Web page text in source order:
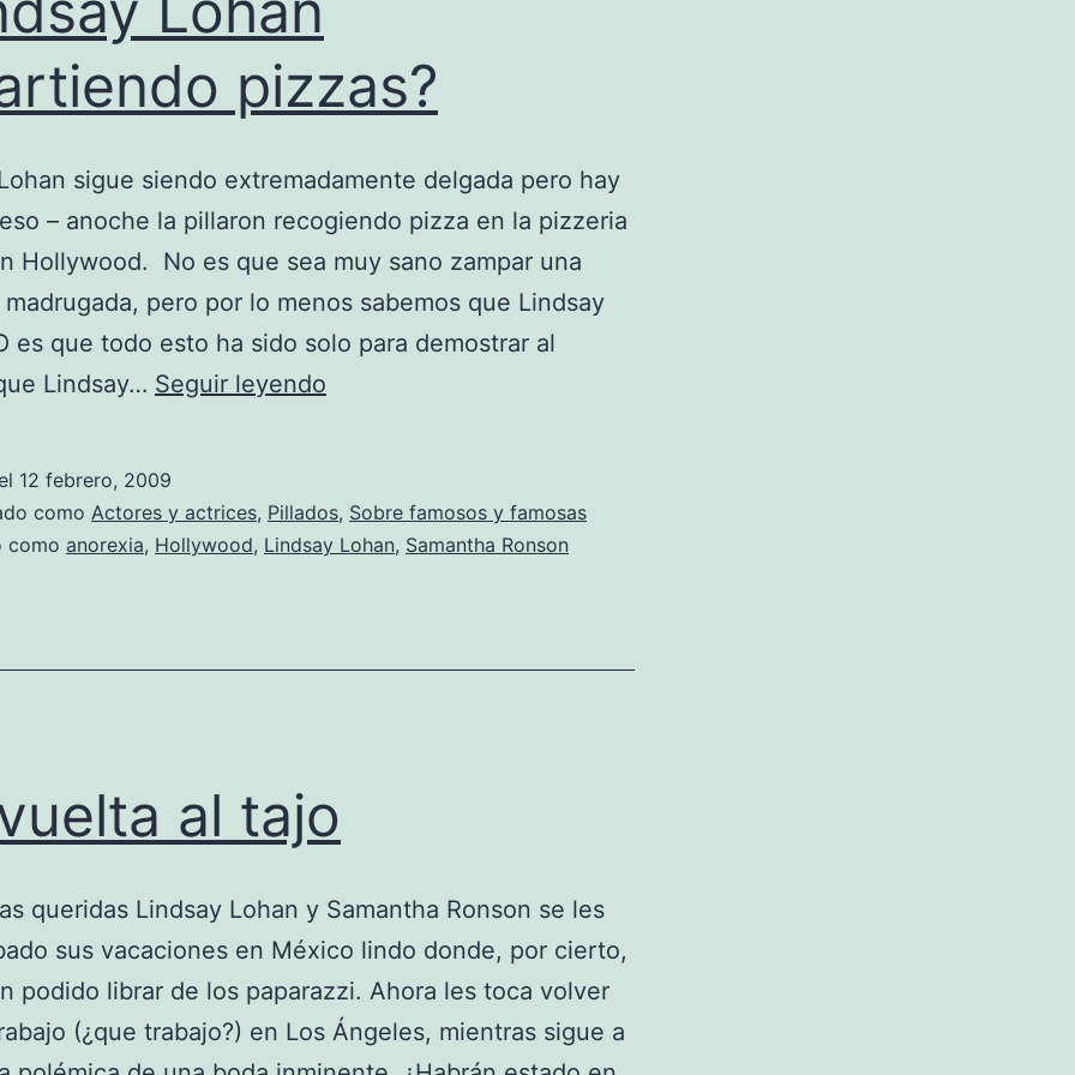
pizzas?
sigue siendo extremadamente delgada pero hay
– anoche la pillaron recogiendo pizza en la pizzeria
Hollywood. No es que sea muy sano zampar una
pero por lo menos sabemos que Lindsay
es que todo esto ha sido solo para demostrar al
Lindsay… Seguir leyendo
pizzas?
12 febrero, 2009
como Actores y actrices, Pillados, Sobre famosos y famosas
como anorexia, Hollywood, Lindsay Lohan, Samantha Ronson
al tajo
queridas Lindsay Lohan y Samantha Ronson se les
sus vacaciones en México lindo donde, por cierto,
podido librar de los paparazzi. Ahora les toca volver
(¿que trabajo?) en Los Ángeles, mientras sigue a